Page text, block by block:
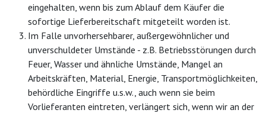
eingehalten, wenn bis zum Ablauf dem Käufer die
sofortige Lieferbereitschaft mitgeteilt worden ist.
Im Falle unvorhersehbarer, außergewöhnlicher und
unverschuldeter Umstände - z.B. Betriebsstörungen durch
Feuer, Wasser und ähnliche Umstände, Mangel an
Arbeitskräften, Material, Energie, Transportmöglichkeiten,
behördliche Eingriffe u.s.w., auch wenn sie beim
Vorlieferanten eintreten, verlängert sich, wenn wir an der